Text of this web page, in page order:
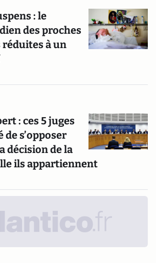
: le
des proches
réduites à un
: ces 5 juges
s’opposer
décision de la
ils appartiennent